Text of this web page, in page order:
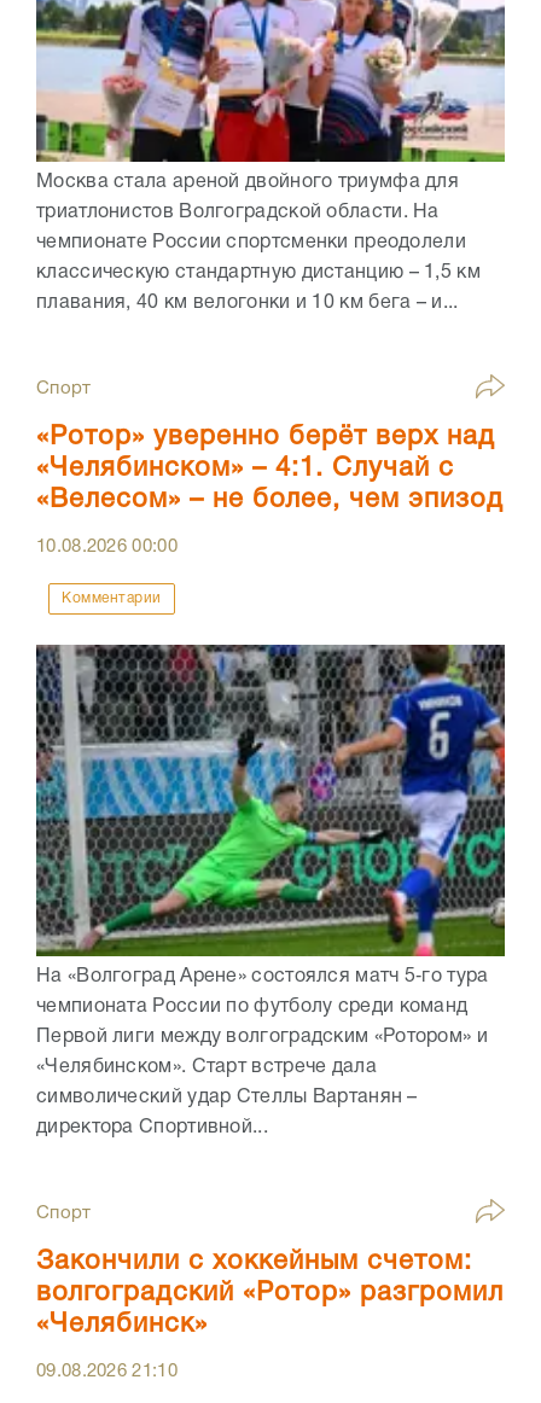
Москва стала ареной двойного триумфа для
триатлонистов Волгоградской области. На
чемпионате России спортсменки преодолели
классическую стандартную дистанцию – 1,5 км
плавания, 40 км велогонки и 10 км бега – и...
Спорт
«Ротор» уверенно берёт верх над
«Челябинском» – 4:1. Случай с
«Велесом» – не более, чем эпизод
10.08.202600:00
Комментарии
На «Волгоград Арене» состоялся матч 5‑го тура
чемпионата России по футболу среди команд
Первой лиги между волгоградским «Ротором» и
«Челябинском». Старт встрече дала
символический удар Стеллы Вартанян –
директора Спортивной...
Спорт
Закончили с хоккейным счетом:
волгоградский «Ротор» разгромил
«Челябинск»
09.08.202621:10